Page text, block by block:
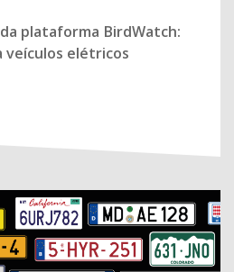
plataforma BirdWatch:
elétricos